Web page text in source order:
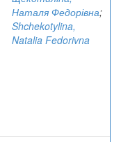
Наталя Федорівна;
Shchekotylina,
Natalia Fedorivna